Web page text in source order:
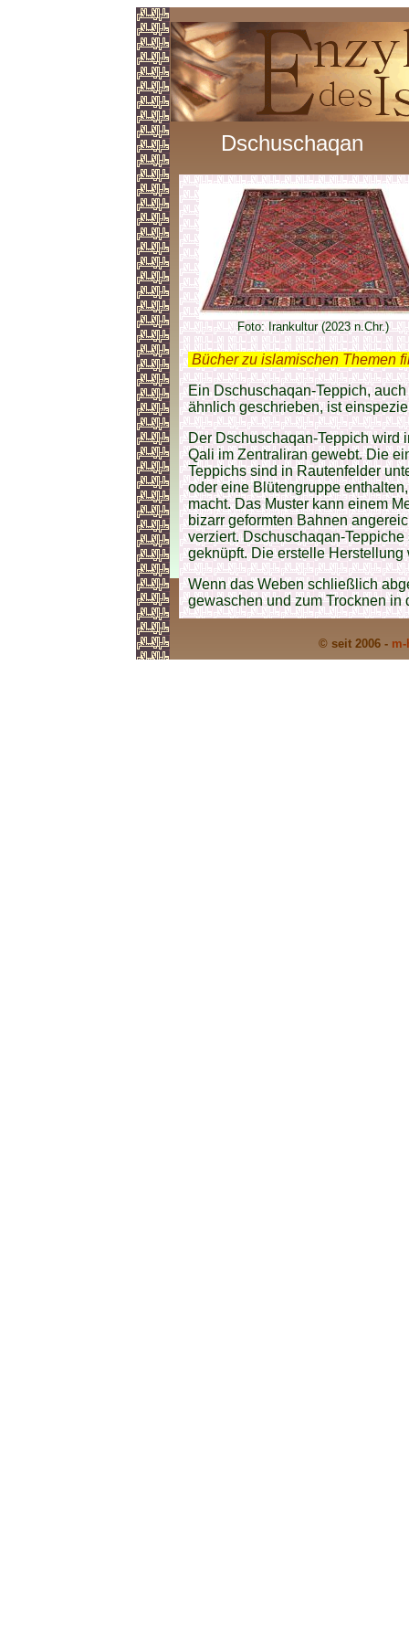
Dschuschaqan
Foto: Irankultur (2023 n.Chr.)
Bücher zu islamischen Themen
Ein Dschuschaqan-Teppich,
ähnlich geschrieben, ist
Der Dschuschaqan-Teppich wird
Qali im Zentraliran gewebt. Die
Teppichs sind in Rautenfelder
oder eine Blütengruppe
macht. Das Muster kann einem
bizarr geformten Bahnen
verziert. Dschuschaqan-
geknüpft. Die erstelle Herstellung
Wenn das Weben schließlich
gewaschen und zum Trocknen in
© seit 2006 -